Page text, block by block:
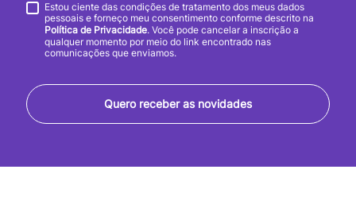
Quero receber as novidades
Estou ciente das condições de tratamento dos meus dados
pessoais e forneço meu consentimento conforme descrito na
Política de Privacidade. Você pode cancelar a inscrição a
qualquer momento por meio do link encontrado nas
comunicações que enviamos.